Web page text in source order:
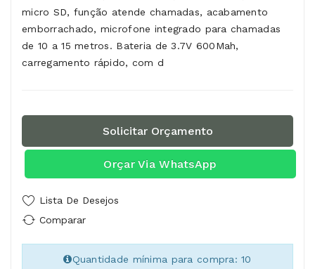
micro SD, função atende chamadas, acabamento
emborrachado, microfone integrado para chamadas
de 10 a 15 metros. Bateria de 3.7V 600Mah,
carregamento rápido, com d
Solicitar Orçamento
Orçar Via WhatsApp
Lista De Desejos
Comparar
Quantidade mínima para compra: 10